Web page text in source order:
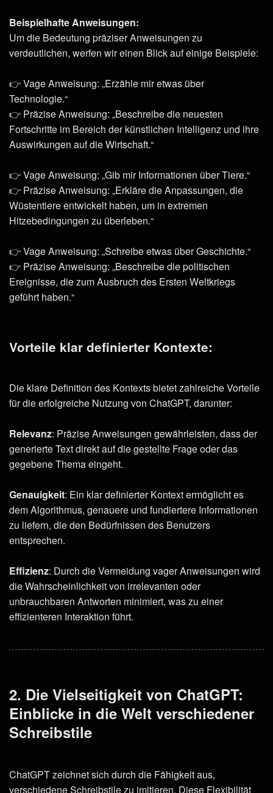
Beispielhafte Anweisungen:
Um die Bedeutung präziser Anweisungen zu
verdeutlichen, werfen wir einen Blick auf einige Beispiele:
👉 Vage Anweisung: „Erzähle mir etwas über
Technologie.“
👉 Präzise Anweisung: „Beschreibe die neuesten
Fortschritte im Bereich der künstlichen Intelligenz und ihre
Auswirkungen auf die Wirtschaft.“
👉 Vage Anweisung: „Gib mir Informationen über Tiere.“
👉 Präzise Anweisung: „Erkläre die Anpassungen, die
Wüstentiere entwickelt haben, um in extremen
Hitzebedingungen zu überleben.“
👉 Vage Anweisung: „Schreibe etwas über Geschichte.“
👉 Präzise Anweisung: „Beschreibe die politischen
Ereignisse, die zum Ausbruch des Ersten Weltkriegs
geführt haben.“
Vorteile klar definierter Kontexte:
Die klare Definition des Kontexts bietet zahlreiche Vorteile
für die erfolgreiche Nutzung von ChatGPT, darunter:
Relevanz: Präzise Anweisungen gewährleisten, dass der
generierte Text direkt auf die gestellte Frage oder das
gegebene Thema eingeht.
Genauigkeit: Ein klar definierter Kontext ermöglicht es
dem Algorithmus, genauere und fundiertere Informationen
zu liefern, die den Bedürfnissen des Benutzers
entsprechen.
Effizienz: Durch die Vermeidung vager Anweisungen wird
die Wahrscheinlichkeit von irrelevanten oder
unbrauchbaren Antworten minimiert, was zu einer
effizienteren Interaktion führt.
2. Die Vielseitigkeit von ChatGPT:
Einblicke in die Welt verschiedener
Schreibstile
ChatGPT zeichnet sich durch die Fähigkeit aus,
verschiedene Schreibstile zu imitieren. Diese Flexibilität